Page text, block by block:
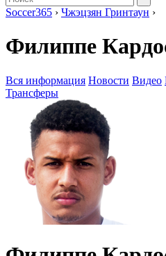
Soccer365 › Чжэцзян Гринтаун ›
Филиппе
Вся информация Новости Видео
Трансферы